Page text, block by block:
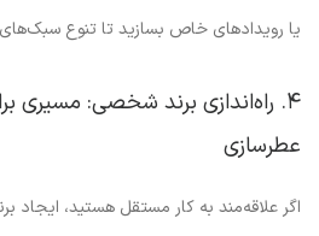
یا رویدادهای خاص بسازید تا تنوع
۴. راه‌اندازی برند شخصی:
عطرسازی
اگر علاقه‌مند به کار مستقل هستید،